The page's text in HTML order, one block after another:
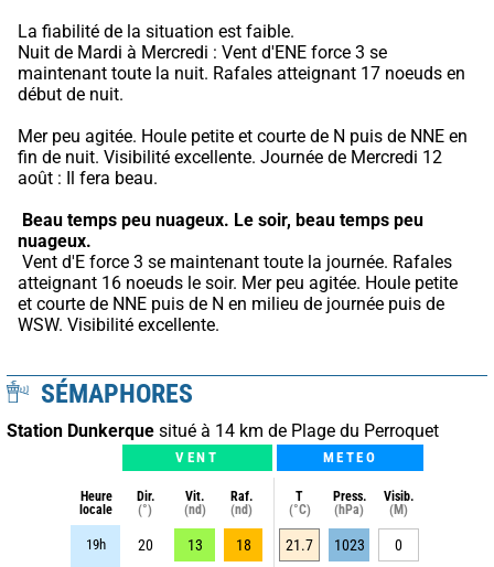
La fiabilité de la situation est faible.
Nuit de Mardi à Mercredi : Vent d'ENE force 3 se
maintenant toute la nuit. Rafales atteignant 17 noeuds en
début de nuit.
Mer peu agitée. Houle petite et courte de N puis de NNE en
fin de nuit. Visibilité excellente. Journée de Mercredi 12
août : Il fera beau.
Beau temps peu nuageux. Le soir, beau temps peu
nuageux.
atteignant 16 noeuds le soir. Mer peu agitée. Houle petite
et courte de NNE puis de N en milieu de journée puis de
WSW. Visibilité excellente.
SÉMAPHORES
Station Dunkerque situé à 14 km de Plage du Perroquet
VENT METEO
Heure
locale
Dir.
(°)
Vit.
(nd)
Raf.
(nd)
T
(°C)
Press.
(hPa)
Visib.
(M)
19h 20 13 18 21.7 1023 0